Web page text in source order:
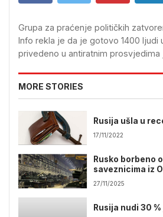
Grupa za praćenje političkih
Info rekla je da je gotovo 1400 ljudi
privedeno u antiratnim prosvjedima
MORE STORIES
Rusija ušla u
17/11/2022
Rusko borbeno
saveznicima iz
27/11/2025
Rusija nudi 30